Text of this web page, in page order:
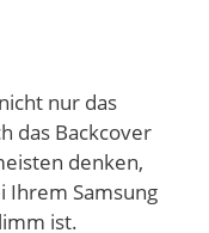
nur das
das Backcover
denken,
Ihrem Samsung
ist.